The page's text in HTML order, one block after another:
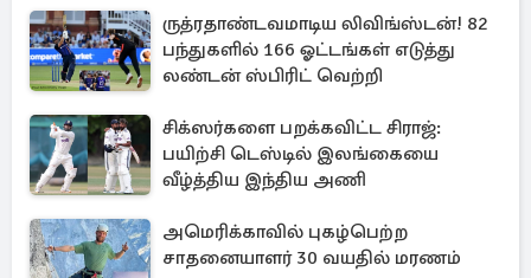
ருத்ரதாண்டவமாடிய லிவிங்ஸ்டன்! 82
பந்துகளில் 166 ஓட்டங்கள் எடுத்து
லண்டன் ஸ்பிரிட் வெற்றி
சிக்ஸர்களை பறக்கவிட்ட சிராஜ்:
பயிற்சி டெஸ்டில் இலங்கையை
வீழ்த்திய இந்திய அணி
அமெரிக்காவில் புகழ்பெற்ற
சாதனையாளர் 30 வயதில் மரணம்